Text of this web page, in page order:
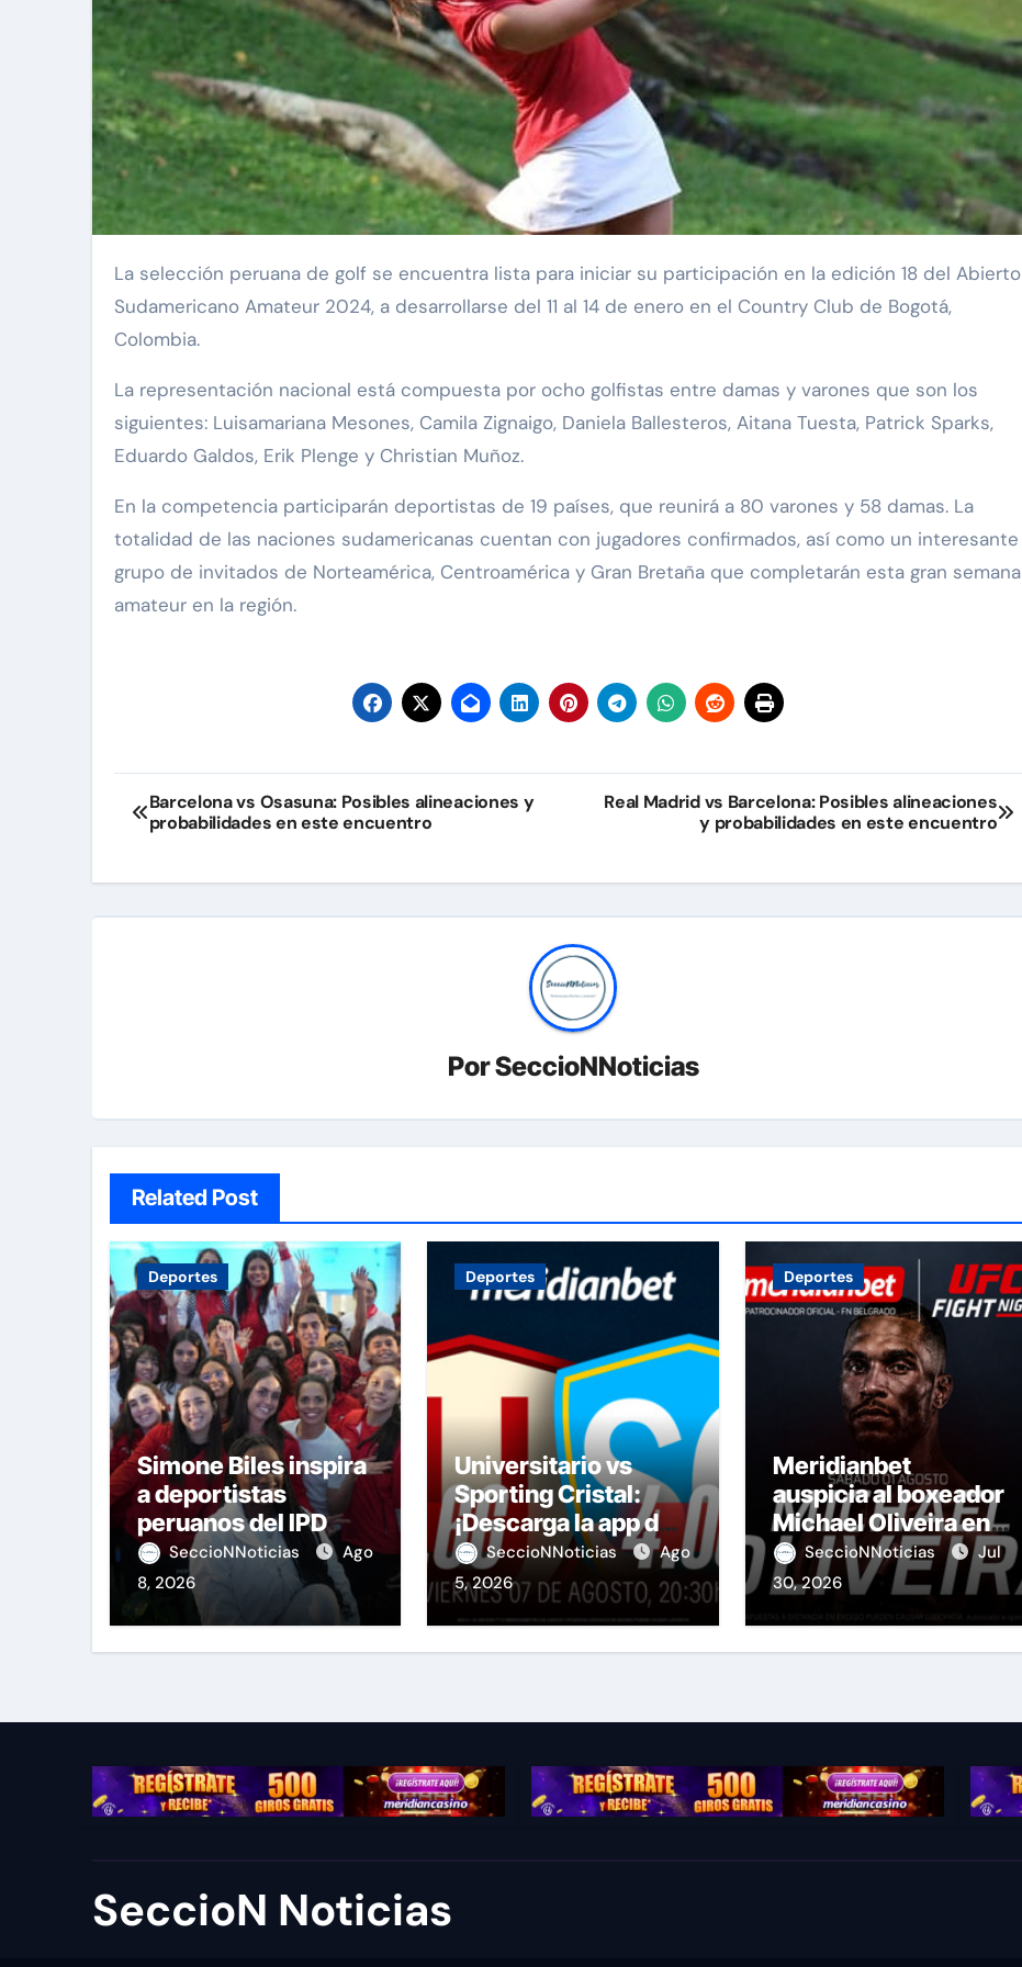
La selección peruana de golf se encuentra lista para iniciar su participación en la edición 18 del Abierto
Sudamericano Amateur 2024, a desarrollarse del 11 al 14 de enero en el Country Club de Bogotá,
Colombia.
La representación nacional está compuesta por ocho golfistas entre damas y varones que son los
siguientes: Luisamariana Mesones, Camila Zignaigo, Daniela Ballesteros, Aitana Tuesta, Patrick Sparks,
Eduardo Galdos, Erik Plenge y Christian Muñoz.
En la competencia participarán deportistas de 19 países, que reunirá a 80 varones y 58 damas. La
totalidad de las naciones sudamericanas cuentan con jugadores confirmados, así como un interesante
grupo de invitados de Norteamérica, Centroamérica y Gran Bretaña que completarán esta gran semana
amateur en la región.
Navegación
de
entradas
Barcelona vs Osasuna: Posibles alineaciones y
probabilidades en este encuentro
Real Madrid vs Barcelona: Posibles alineaciones
y probabilidades en este encuentro
PorSeccioNNoticias
Related Post
Deportes
Simone Biles inspira
a deportistas
peruanos del IPD
SeccioNNoticias
Ago
8, 2026
Deportes
Universitario vs
Sporting Cristal:
¡Descarga la app de
Meridianbet y gana
una jugada gratis en
la Liga 1!
SeccioNNoticias
Ago
5, 2026
Deportes
Meridianbet
auspicia al boxeador
Michael Oliveira en
su debut oficial en la
UFC
SeccioNNoticias
Jul
30, 2026
SeccioN Noticias